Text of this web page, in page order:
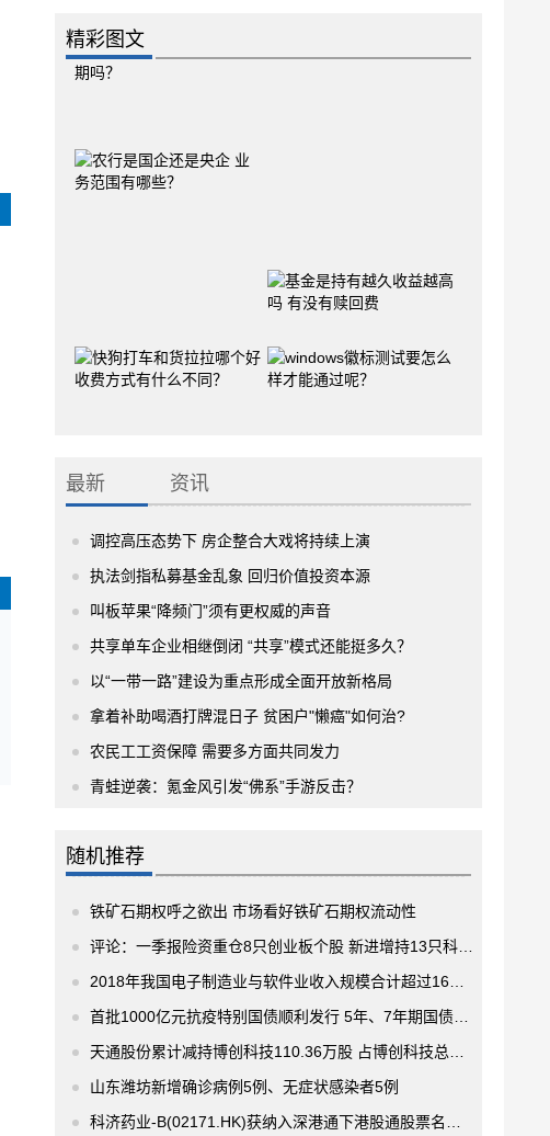
精彩图文
最新 资讯
调控高压态势下 房企整合大戏将持续上演
执法剑指私募基金乱象 回归价值投资本源
叫板苹果“降频门”须有更权威的声音
共享单车企业相继倒闭 “共享”模式还能挺多久？
以“一带一路”建设为重点形成全面开放新格局
拿着补助喝酒打牌混日子 贫困户"懒癌"如何治?
农民工工资保障 需要多方面共同发力
青蛙逆袭：氪金风引发“佛系”手游反击？
随机推荐
铁矿石期权呼之欲出 市场看好铁矿石期权流动性
评论：一季报险资重仓8只创业板个股 新进增持13只科技股
2018年我国电子制造业与软件业收入规模合计超过16万亿元 开放发展水平不断提升
首批1000亿元抗疫特别国债顺利发行 5年、7年期国债各发行500亿元
天通股份累计减持博创科技110.36万股 占博创科技总股本0.73%
山东潍坊新增确诊病例5例、无症状感染者5例
科济药业-B(02171.HK)获纳入深港通下港股通股票名单 9月6日起生效